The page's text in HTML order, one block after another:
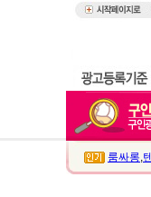
룸싸롱,